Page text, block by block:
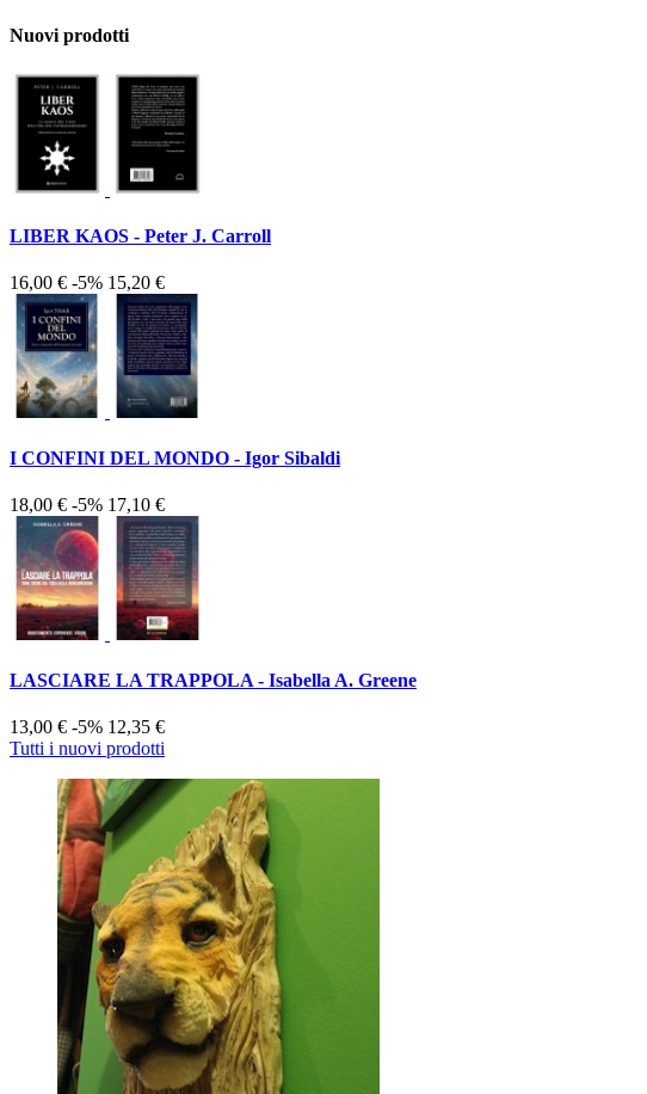
Nuovi prodotti
LIBER KAOS - Peter J. Carroll
16,00 € -5% 15,20 €
I CONFINI DEL MONDO - Igor Sibaldi
18,00 € -5% 17,10 €
LASCIARE LA TRAPPOLA - Isabella A. Greene
13,00 € -5% 12,35 €
Tutti i nuovi prodotti